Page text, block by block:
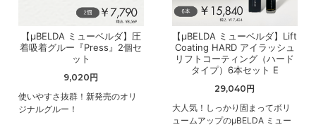
【μBELDA ミューベルダ】圧
着吸着グルー『Press』2個セ
ット
9,020円
使いやすさ抜群！新発売のオリ
ジナルグルー！
【μBELDA ミューベルダ】Lift
Coating HARD アイラッシュ
リフトコーティング（ハード
タイプ）6本セット E
29,040円
大人気！しっかり固まってボリ
ュームアップのμBELDA ミュー